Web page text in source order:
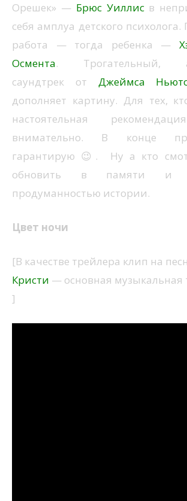
Орешек» — Брюс Уиллисв
себя амплуа детского
работа — тогда ребенка —
Осмента. Трогательный,
саундтрек от Джеймса
дополняет картину. Для тех,
настоятельная
внимательно. В конце
гарантирую 😉. Ну а кто
обновить в памяти и
продуманностью истории.
Цвет ночи
[В качестве трейлера клип на
Кристи — основная музыкальная
]